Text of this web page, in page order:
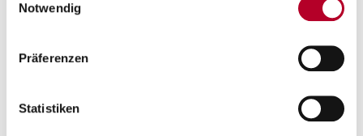
Notwendig
Präferenzen
Statistiken